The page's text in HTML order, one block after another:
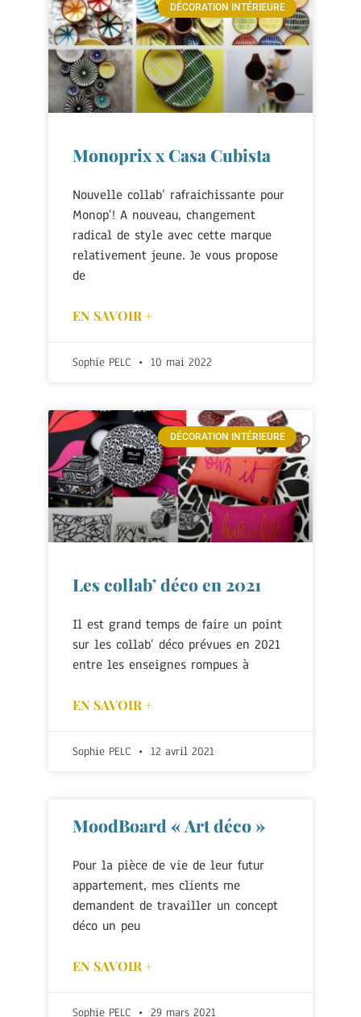
DÉCORATION INTÉRIEURE
Monoprix x Casa Cubista
Nouvelle collab’ rafraichissante pour
Monop’! A nouveau, changement
radical de style avec cette marque
relativement jeune. Je vous propose
de
EN SAVOIR +
Sophie PELC 10 mai 2022
DÉCORATION INTÉRIEURE
Les collab’ déco en 2021
Il est grand temps de faire un point
sur les collab’ déco prévues en 2021
entre les enseignes rompues à
EN SAVOIR +
Sophie PELC 12 avril 2021
MoodBoard « Art déco »
Pour la pièce de vie de leur futur
appartement, mes clients me
demandent de travailler un concept
déco un peu
EN SAVOIR +
Sophie PELC 29 mars 2021